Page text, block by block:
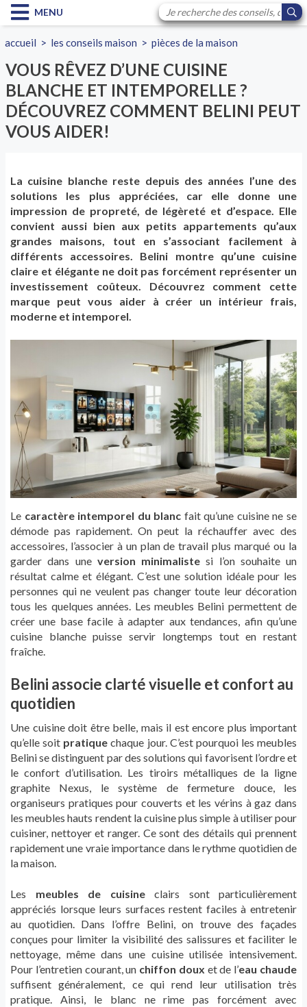
MENU
accueil > les conseils maison >pièces de la maison
VOUS RÊVEZ D’UNE CUISINE
BLANCHE ET INTEMPORELLE ?
DÉCOUVREZ COMMENT BELINI PEUT
VOUS AIDER!
La cuisine blanche reste depuis des années l’une des
solutions les plus appréciées, car elle donne une
impression de propreté, de légèreté et d’espace. Elle
convient aussi bien aux petits appartements qu’aux
grandes maisons, tout en s’associant facilement à
différents accessoires. Belini montre qu’une cuisine
claire et élégante ne doit pas forcément représenter un
investissement coûteux. Découvrez comment cette
marque peut vous aider à créer un intérieur frais,
moderne et intemporel.
Le caractère intemporel du blanc fait qu’une cuisine ne se
démode pas rapidement. On peut la réchauffer avec des
accessoires, l’associer à un plan de travail plus marqué ou la
garder dans une version minimaliste si l’on souhaite un
résultat calme et élégant. C’est une solution idéale pour les
personnes qui ne veulent pas changer toute leur décoration
tous les quelques années. Les meubles Belini permettent de
créer une base facile à adapter aux tendances, afin qu’une
cuisine blanche puisse servir longtemps tout en restant
fraîche.
Belini associe clarté visuelle et confort au
quotidien
Une cuisine doit être belle, mais il est encore plus important
qu’elle soit pratique chaque jour. C’est pourquoi les meubles
Belini se distinguent par des solutions qui favorisent l’ordre et
le confort d’utilisation. Les tiroirs métalliques de la ligne
graphite Nexus, le système de fermeture douce, les
organiseurs pratiques pour couverts et les vérins à gaz dans
les meubles hauts rendent la cuisine plus simple à utiliser pour
cuisiner, nettoyer et ranger. Ce sont des détails qui prennent
rapidement une vraie importance dans le rythme quotidien de
la maison.
Les meubles de cuisineclairs sont particulièrement
appréciés lorsque leurs surfaces restent faciles à entretenir
au quotidien. Dans l’offre Belini, on trouve des façades
conçues pour limiter la visibilité des salissures et faciliter le
nettoyage, même dans une cuisine utilisée intensivement.
Pour l’entretien courant, un chiffon doux et de l’eau chaude
suffisent généralement, ce qui rend leur utilisation très
pratique. Ainsi, le blanc ne rime pas forcément avec